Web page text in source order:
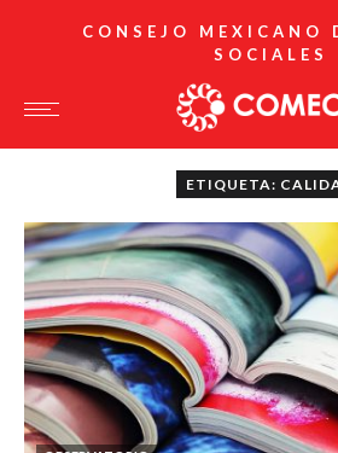
CONSEJO MEXICANO
SOCIALES
ETIQUETA: